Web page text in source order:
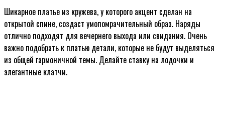
Шикарное платье из кружева, у которого акцент сделан на
открытой спине, создаст умопомрачительный образ. Наряды
отлично подходят для вечернего выхода или свидания. Очень
важно подобрать к платью детали, которые не будут выделяться
из общей гармоничной темы. Делайте ставку на лодочки и
элегантные клатчи.